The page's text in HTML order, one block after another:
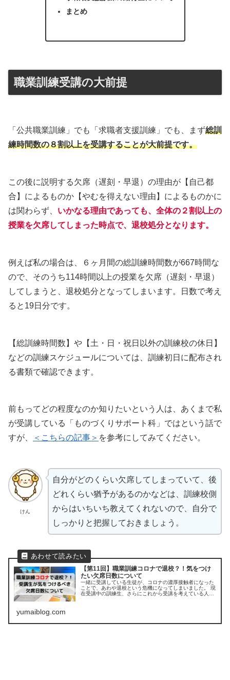
まとめ
職業訓練受講の大前提
「公共職業訓練」でも「求職者支援訓練」でも、まず総訓
練時間数の８割以上を受講することが大前提です。
この後に説明する欠席（遅刻・早退）の理由が【自己都
合】によるものか【やむを得えない理由】によるものかに
は関わらず、 いかなる理由であっても、全体の２割以上の
授業を欠席してしまった時点で、退校処分となります。
例えば私の場合は、６ヶ月間の総訓練時間数が667時間な
ので、そのうち114時間以上の授業を欠席（遅刻・早退）
してしまうと、退校処分となってしまいます。日数で考え
ると19日分です。
【総訓練時間数】や【土・日・祝日以外の訓練校の休日】
などの訓練スケジュールについては、訓練初日に配布され
る書類で確認できます。
前もってどの程度なのか知りたいという人は、あくまで私
が受講している「ものづくりサポート科」ではという話で
すが、
＜こちらの記事＞ を参考にしてみてください。
けん
自分がどのくらい欠席してしまっていて、後
どれくらい猶予があるのかなどは、訓練校側
からはいちいち教えてくれないので、自分で
しっかりと把握しておきましょう。
【第11回】職業訓練コロナで退校？！気をつけ
たい欠席日数について
一緒に受講している生徒が、コロナの濃厚接触者になった
ことで、あわや退校という危機になってしまいました。 現
在受講中の訓練生、さらにこれから受講を考えている人た
yumaiblog.com